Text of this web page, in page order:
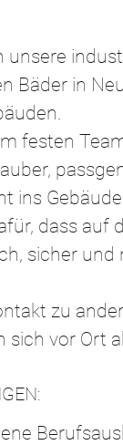
unsere
Bäder in
festen
ins
dass auf
sicher und
zu
sich vor Ort